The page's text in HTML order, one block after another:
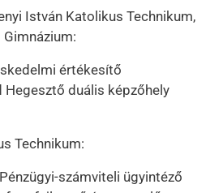
István Katolikus Technikum,
értékesítő
Hegesztő duális képzőhely
Technikum:
számviteli ügyintéző